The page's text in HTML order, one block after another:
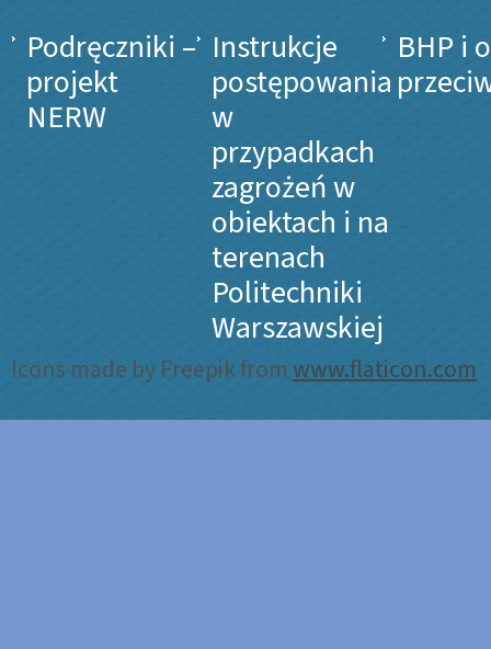
Podręczniki –
projekt
NERW
Instrukcje
postępowania
w
przypadkach
zagrożeń w
obiektach i na
terenach
Politechniki
Warszawskiej
BHP i
Icons made by Freepik fromwww.flaticon.com